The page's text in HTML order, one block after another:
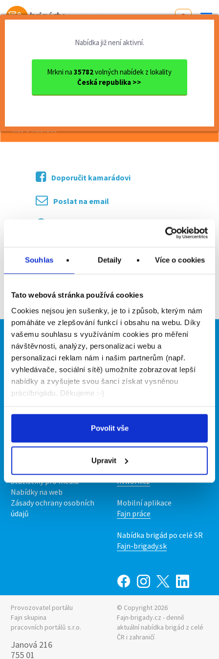
Souhlas Detaily Více o cookies
Tato webová stránka používá cookies
Cookies nejsou jen sušenky, je to i způsob, kterým nám
pomáháte ve zlepšování funkcí i obsahu na webu. Díky
vašemu souhlasu s využíváním cookies pro měření
návštěvnosti, analýzy, personalizaci webu a
personalizaci reklam nám i našim partnerům (např.
vyhledávače, sociální sítě) umožníte zobrazovat lepší
nabídky a zvyšujete svou šanci získat vysněnou
práci/brigádu. Děkujeme :-)
Povolit vše
Upravit
Od první brigády
Nabídka již není aktivní.
Mrkni na35782volných nabídek z lokality
Česká republika >>
Olomoucký kraj
Hranice
Svářeč CO₂ – mzda 45-50.000 Kč
Svářeč CO₂ – mzda 45-50.000 Kč
více o nabídce >>
Doporučit kamarádovi
Poslat na email
Brigádníci
Články
Hledané brigády
Firmy
Vložit inzerát
Ceník
Propagace
O portálu
O nás
Statistiky pro média
Nabídky na web
Zásady ochrany osobních
údajů
Naše další projekty
Fajn brigády
INwork.cz
Mobilní aplikace
Fajn práce
Nabídka brigád po celé SR
Fajn-brigady.sk
Provozovatel portálu
Fajn skupina
pracovních portálů s.r.o.
Janová 216
755 01
© Copyright 2026
Fajn-brigady.cz - denně
aktuální nabídka brigád z celé
ČR i zahraničí